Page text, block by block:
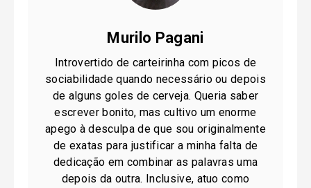
Murilo Pagani
Introvertido de carteirinha com picos de
sociabilidade quando necessário ou depois
de alguns goles de cerveja. Queria saber
escrever bonito, mas cultivo um enorme
apego à desculpa de que sou originalmente
de exatas para justificar a minha falta de
dedicação em combinar as palavras uma
depois da outra. Inclusive, atuo como